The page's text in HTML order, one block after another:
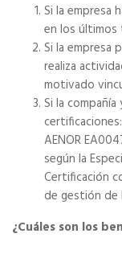
Si la empresa
en los últimos
Si la empresa
realiza
motivado
Si la
AENOR
según la
Certificación
de gestión de
¿Cuáles son los